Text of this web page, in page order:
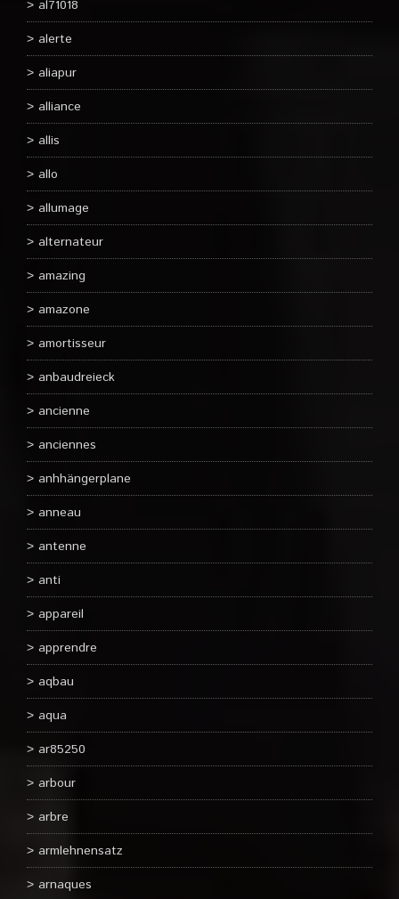
al71018
alerte
aliapur
alliance
allis
allo
allumage
alternateur
amazing
amazone
amortisseur
anbaudreieck
ancienne
anciennes
anhhängerplane
anneau
antenne
anti
appareil
apprendre
aqbau
aqua
ar85250
arbour
arbre
armlehnensatz
arnaques